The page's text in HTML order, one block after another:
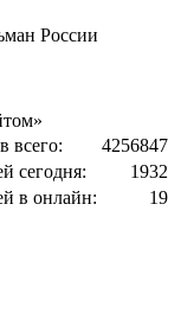
России
всего:
4256847
сегодня:
1932
в онлайн:
19